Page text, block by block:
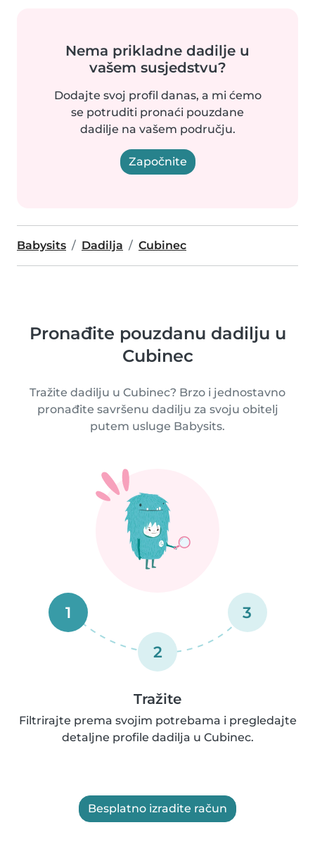
Nema prikladne dadilje u
vašem susjedstvu?
Dodajte svoj profil danas, a mi ćemo
se potruditi pronaći pouzdane
dadilje na vašem području.
Započnite
Babysits Dadilja Cubinec
Pronađite pouzdanu dadilju u
Cubinec
Tražite dadilju u Cubinec? Brzo i jednostavno
pronađite savršenu dadilju za svoju obitelj
putem usluge Babysits.
1
2
3
Tražite
Filtrirajte prema svojim potrebama i pregledajte
detaljne profile dadilja u Cubinec.
Besplatno izradite račun